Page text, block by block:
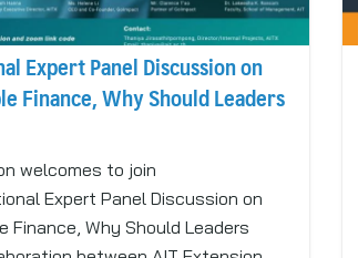
Expert Panel Discussion on
Finance, Why Should Leaders
welcomes to join
Expert Panel Discussion on
Finance, Why Should Leaders